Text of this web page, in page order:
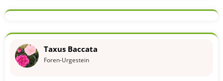
k
o
e
n
Taxus Baccata
Foren-Urgestein